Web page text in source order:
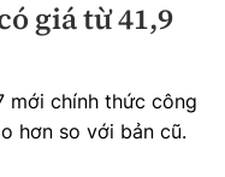
giá từ 41,9
mới chính thức công
hơn so với bản cũ.